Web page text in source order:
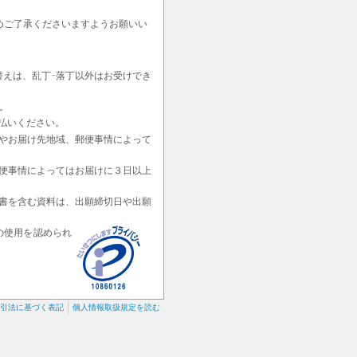
了承くださいますようお願いい
は、乱丁･落丁以外はお受けでき
ください。
お届け先地域、郵便事情によって
事情によってはお届けに３日以上
を含む資料は、出願締切日や出願
使用を認められ
個人情報取扱規定を読む
法に基づく表記